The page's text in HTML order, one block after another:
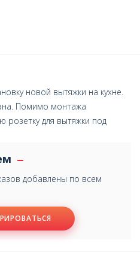
новой вытяжки на кухне.
Помимо монтажа
для вытяжки под
добавлены по всем